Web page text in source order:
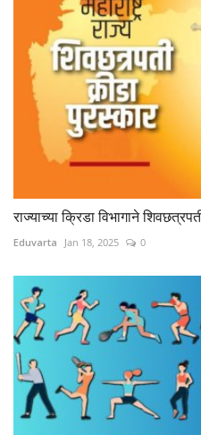
राज्याच्या क्रिडा विभागाने
Eduvarta Jan 18, 2025 0